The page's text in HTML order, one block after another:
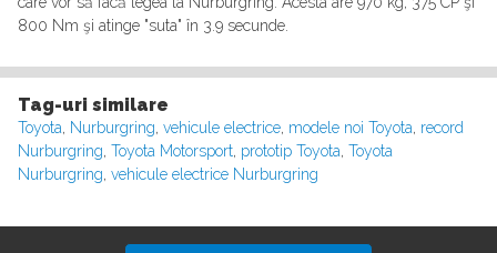
800 Nm şi atinge "suta" în 3.9 secunde.
Tag-uri similare
Toyota, Nurburgring, vehicule electrice, modele noi Toyota, record
Nurburgring, Toyota Motorsport, prototip Toyota, Toyota
Nurburgring, vehicule electrice Nurburgring